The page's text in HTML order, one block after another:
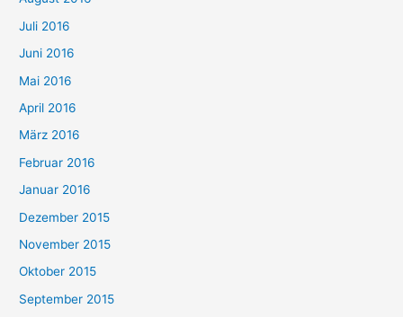
Juli 2016
Juni 2016
Mai 2016
April 2016
März 2016
Februar 2016
Januar 2016
Dezember 2015
November 2015
Oktober 2015
September 2015